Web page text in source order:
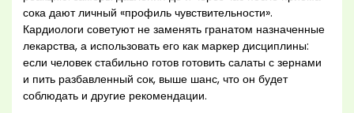
сока дают личный «профиль чувствительности».
Кардиологи советуют не заменять гранатом назначенные
лекарства, а использовать его как маркер дисциплины:
если человек стабильно готов готовить салаты с зернами
и пить разбавленный сок, выше шанс, что он будет
соблюдать и другие рекомендации.